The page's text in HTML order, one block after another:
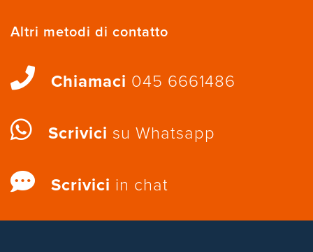
Altri metodi di contatto
Chiamaci 045 6661486
Scrivici su Whatsapp
Scrivici in chat